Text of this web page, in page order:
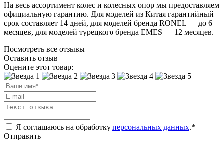
На весь ассортимент колес и колесных опор мы предоставляем
официальную гарантию. Для моделей из Китая гарантийный
срок составляет 14 дней, для моделей бренда RONEL — до 6
месяцев, для моделей турецкого бренда EMES — 12 месяцев.
Посмотреть все отзывы
Оставить отзыв
Оцените этот товар:
Я соглашаюсь на обработку персональных данных.*
Отправить